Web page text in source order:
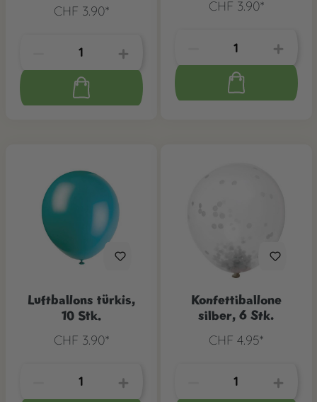
CHF 3.90*
CHF 3.90*
Luftballons türkis,
10 Stk.
CHF 3.90*
Konfettiballone
silber, 6 Stk.
CHF 4.95*